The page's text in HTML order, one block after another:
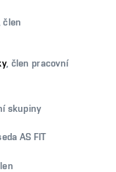
, člen
, člen pracovní
skupiny
AS FIT